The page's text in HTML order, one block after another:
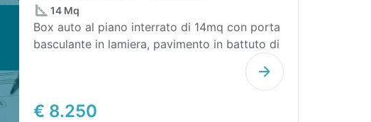
€ 8.250
14 Mq
Box auto al piano interrato di 14mq con porta
basculante in lamiera, pavimento in battuto di